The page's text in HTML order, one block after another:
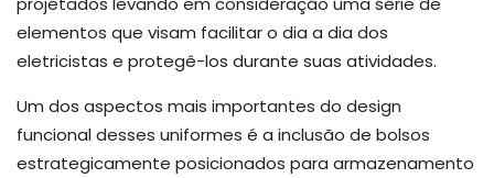
elementos que visam facilitar o dia a dia dos
eletricistas e protegê-los durante suas atividades.
Um dos aspectos mais importantes do design
funcional desses uniformes é a inclusão de bolsos
estrategicamente posicionados para armazenamento